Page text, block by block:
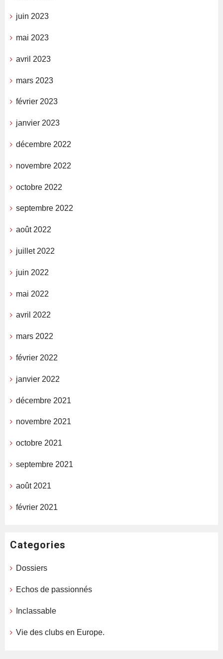
juin 2023
mai 2023
avril 2023
mars 2023
février 2023
janvier 2023
décembre 2022
novembre 2022
octobre 2022
septembre 2022
août 2022
juillet 2022
juin 2022
mai 2022
avril 2022
mars 2022
février 2022
janvier 2022
décembre 2021
novembre 2021
octobre 2021
septembre 2021
août 2021
février 2021
Categories
Dossiers
Echos de passionnés
Inclassable
Vie des clubs en Europe.